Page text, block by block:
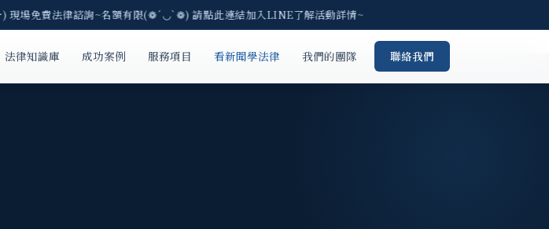
免費法律諮詢~名額有限(❁´◡`❁) 請點此連結加入LINE了解活動詳情~
法律知識庫 成功案例 服務項目 看新聞學法律 我們的團隊 聯絡我們